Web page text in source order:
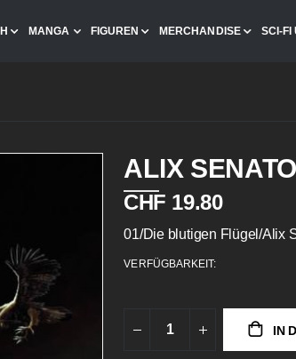
MANGA FIGUREN MERCHANDISE SCI-FI
ALIX
CHF 19.80
01/Die blutigen Flügel/Alix
VERFÜGBARKEIT:
IN